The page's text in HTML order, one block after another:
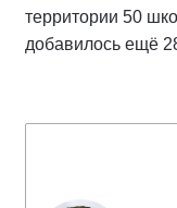
территории 50
добавилось ещё